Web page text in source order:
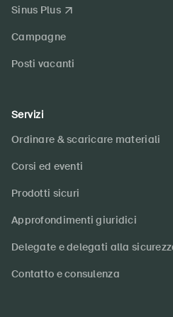
Sinus Plus
Campagne
Posti vacanti
Servizi
Ordinare & scaricare materiali
Corsi ed eventi
Prodotti sicuri
Approfondimenti giuridici
Delegate e delegati alla
Contatto e consulenza